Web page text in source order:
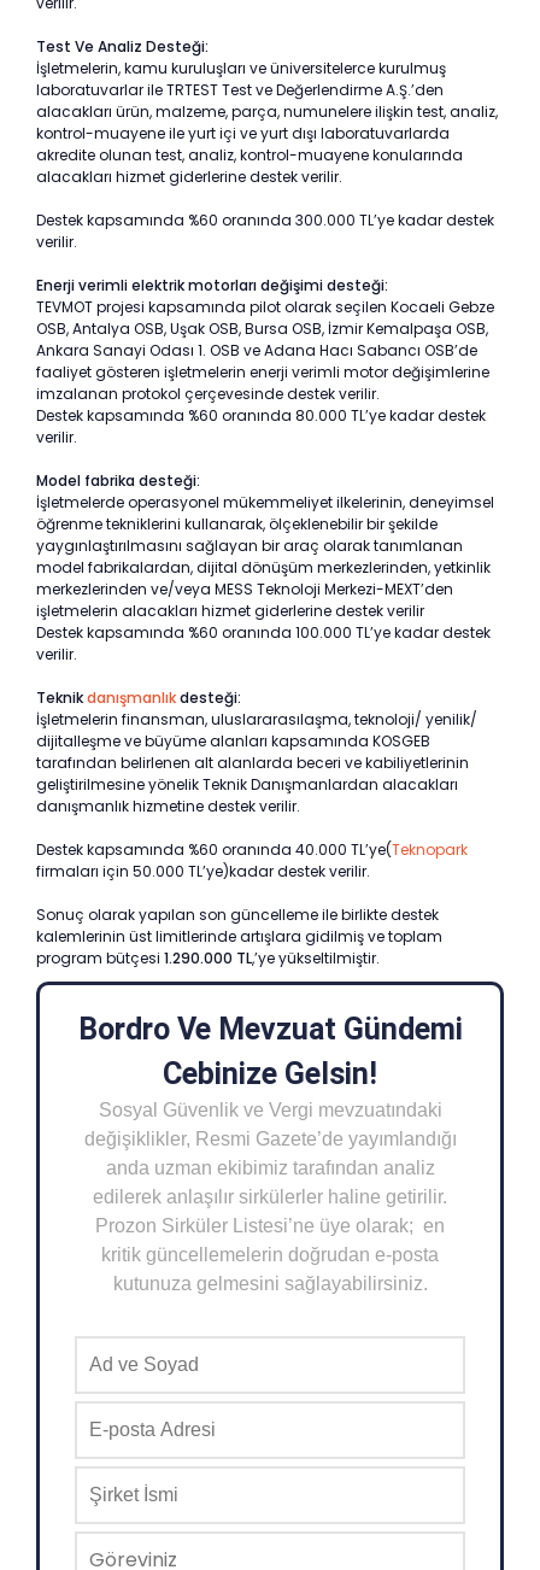
Test Ve Analiz Desteği:
İşletmelerin, kamu kuruluşları ve üniversitelerce kurulmuş
laboratuvarlar ile TRTEST Test ve Değerlendirme A.Ş.’den
alacakları ürün, malzeme, parça, numunelere ilişkin test, analiz,
kontrol-muayene ile yurt içi ve yurt dışı laboratuvarlarda
akredite olunan test, analiz, kontrol-muayene konularında
alacakları hizmet giderlerine destek verilir.
Destek kapsamında %60 oranında 300.000 TL’ye kadar destek
verilir.
Enerji verimli elektrik motorları değişimi desteği:
TEVMOT projesi kapsamında pilot olarak seçilen Kocaeli Gebze
OSB, Antalya OSB, Uşak OSB, Bursa OSB, İzmir Kemalpaşa OSB,
Ankara Sanayi Odası 1. OSB ve Adana Hacı Sabancı OSB’de
faaliyet gösteren işletmelerin enerji verimli motor değişimlerine
imzalanan protokol çerçevesinde destek verilir.
Destek kapsamında %60 oranında 80.000 TL’ye kadar destek
verilir.
Model fabrika desteği:
İşletmelerde operasyonel mükemmeliyet ilkelerinin, deneyimsel
öğrenme tekniklerini kullanarak, ölçeklenebilir bir şekilde
yaygınlaştırılmasını sağlayan bir araç olarak tanımlanan
model fabrikalardan, dijital dönüşüm merkezlerinden, yetkinlik
merkezlerinden ve/veya MESS Teknoloji Merkezi-MEXT’den
işletmelerin alacakları hizmet giderlerine destek verilir
Destek kapsamında %60 oranında 100.000 TL’ye kadar destek
verilir.
Teknikdanışmanlıkdesteği:
İşletmelerin finansman, uluslararasılaşma, teknoloji/ yenilik/
dijitalleşme ve büyüme alanları kapsamında KOSGEB
tarafından belirlenen alt alanlarda beceri ve kabiliyetlerinin
geliştirilmesine yönelik Teknik Danışmanlardan alacakları
danışmanlık hizmetine destek verilir.
Destek kapsamında %60 oranında 40.000 TL’ye(Teknopark
firmaları için 50.000 TL’ye)kadar destek verilir.
Sonuç olarak yapılan son güncelleme ile birlikte destek
kalemlerinin üst limitlerinde artışlara gidilmiş ve toplam
program bütçesi 1.290.000 TL,’ye yükseltilmiştir.
Bordro Ve Mevzuat Gündemi
Cebinize Gelsin!
Sosyal Güvenlik ve Vergi mevzuatındaki
değişiklikler, Resmi Gazete’de yayımlandığı
anda uzman ekibimiz tarafından analiz
edilerek anlaşılır sirkülerler haline getirilir.
Prozon Sirküler Listesi’ne üye olarak; en
kritik güncellemelerin doğrudan e-posta
kutunuza gelmesini sağlayabilirsiniz.